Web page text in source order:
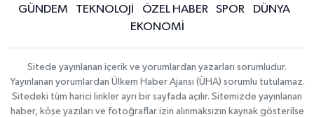
GÜNDEM TEKNOLOJİ ÖZEL HABER SPOR
DÜNYA
EKONOMİ
Sitede yayınlanan içerik ve yorumlardan yazarları sorumludur.
Yayınlanan yorumlardan Ülkem Haber Ajansı (ÜHA) sorumlu tutulamaz.
Sitedeki tüm harici linkler ayrı bir sayfada açılır. Sitemizde yayınlanan
haber, köşe yazıları ve fotoğraflar izin alınmaksızın kaynak gösterilse